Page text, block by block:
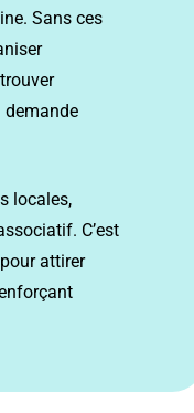
Sans ces
locales,
C’est
attirer